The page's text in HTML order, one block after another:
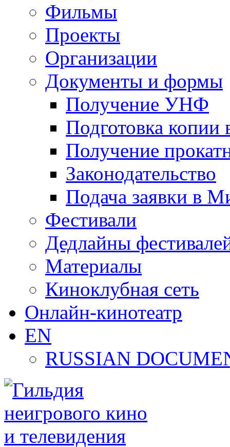
Фильмы
Проекты
Организации
Документы и формы
Получение УНФ
Подготовка копии
Получение
Законодательство
Подача заявки в
Фестивали
Дедлайны
Материалы
Киноклубная сеть
Онлайн-кинотеатр
EN
RUSSIAN